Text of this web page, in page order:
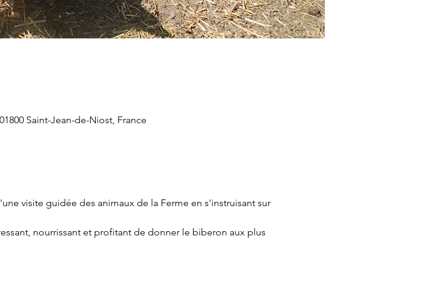
Saint-Jean-de-Niost, France
visite guidée des animaux de la Ferme en s'instruisant sur
nourrissant et profitant de donner le biberon aux plus